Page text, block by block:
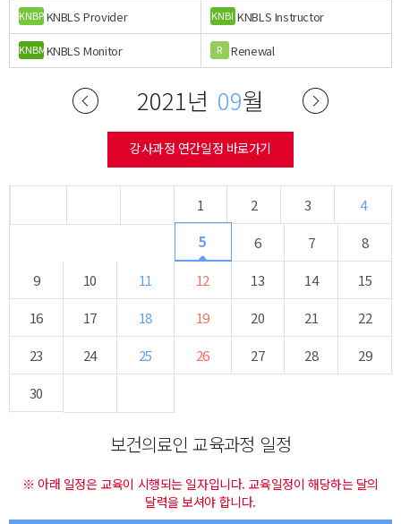
KNBPKNBLS Provider KNBI KNBLS Instructor
KNBMKNBLS Monitor R Renewal
2021년 09월
강사과정 연간일정 바로가기
1 2 3
4
5
6 7
8
9
10 11 12 13 14
15
16
17 18 19 20 21
22
23
24 25 26 27 28
29
30
보건의료인 교육과정 일정
※ 아래 일정은 교육이 시행되는 일자입니다. 교육일정이 해당하는 달의
달력을 보셔야 합니다.